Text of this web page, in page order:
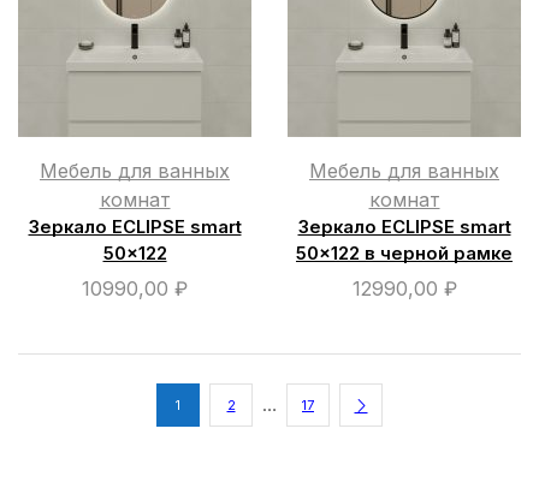
Мебель для ванных
комнат
Зеркало ECLIPSE smart
50×122
10990,00 ₽
Мебель для ванных
комнат
Зеркало ECLIPSE smart
50×122 в черной рамке
12990,00 ₽
1 2 … 17